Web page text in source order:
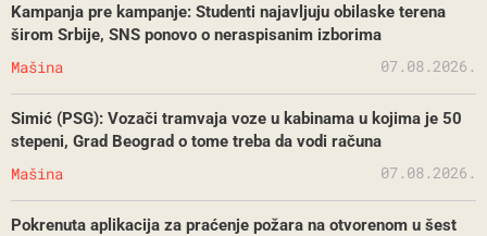
Kampanja pre kampanje: Studenti najavljuju obilaske terena
širom Srbije, SNS ponovo o neraspisanim izborima
Mašina 07.08.2026.
Simić (PSG): Vozači tramvaja voze u kabinama u kojima je 50
stepeni, Grad Beograd o tome treba da vodi računa
Mašina 07.08.2026.
Pokrenuta aplikacija za praćenje požara na otvorenom u šest